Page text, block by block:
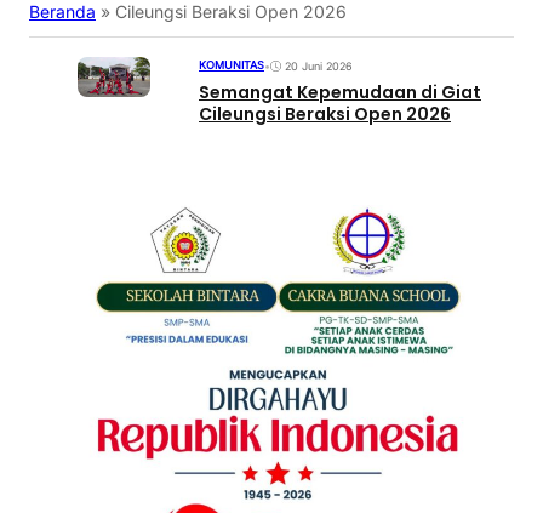
Beranda » Cileungsi Beraksi Open 2026
KOMUNITAS• 20 Juni 2026
Semangat Kepemudaan di Giat
Cileungsi Beraksi Open 2026